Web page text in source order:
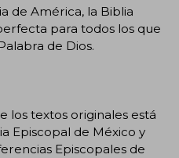
de América, la Biblia
para todos los que
de Dios.
los textos originales está
Episcopal de México y
Episcopales de